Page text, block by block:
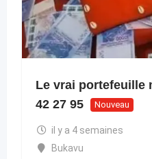
Le vrai portefeuille
42 27 95
Nouveau
il y a 4 semaines
Bukavu